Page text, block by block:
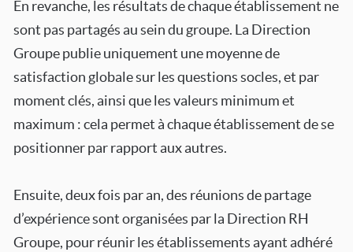
En revanche, les résultats de chaque établissement ne
sont pas partagés au sein du groupe. La Direction
Groupe publie uniquement une moyenne de
satisfaction globale sur les questions socles, et par
moment clés, ainsi que les valeurs minimum et
maximum : cela permet à chaque établissement de se
positionner par rapport aux autres.
Ensuite, deux fois par an, des réunions de partage
d’expérience sont organisées par la Direction RH
Groupe, pour réunir les établissements ayant adhéré